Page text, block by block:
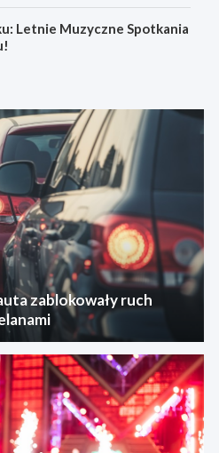
Letnie Muzyczne Spotkania
zablokowały ruch